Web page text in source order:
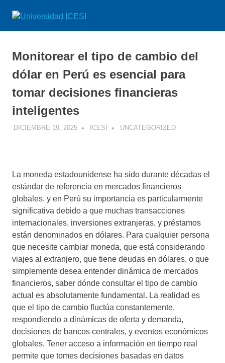
contenido
el
Perú
Monitorear el tipo de cambio del
dólar en Perú es esencial para
tomar decisiones financieras
inteligentes
DICIEMBRE 19, 2025 ICESI UNCATEGORIZED
La moneda estadounidense ha sido durante décadas el
estándar de referencia en mercados financieros
globales, y en Perú su importancia es particularmente
significativa debido a que muchas transacciones
internacionales, inversiones extranjeras, y préstamos
están denominados en dólares. Para cualquier persona
que necesite cambiar moneda, que está considerando
viajes al extranjero, que tiene deudas en dólares, o que
simplemente desea entender dinámica de mercados
financieros, saber dónde consultar el tipo de cambio
actual es absolutamente fundamental. La realidad es
que el tipo de cambio fluctúa constantemente,
respondiendo a dinámicas de oferta y demanda,
decisiones de bancos centrales, y eventos económicos
globales. Tener acceso a información en tiempo real
permite que tomes decisiones basadas en datos